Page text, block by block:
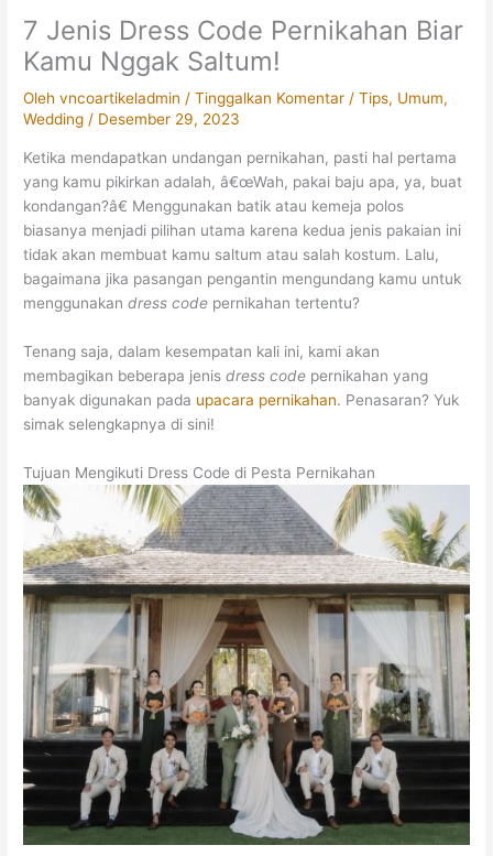
7 Jenis Dress Code Pernikahan Biar
Kamu Nggak Saltum!
Olehvncoartikeladmin/Tinggalkan Komentar /Tips, Umum,
Wedding / Desember 29, 2023
Ketika mendapatkan undangan pernikahan, pasti hal pertama
yang kamu pikirkan adalah, â€œWah, pakai baju apa, ya, buat
kondangan?â€ Menggunakan batik atau kemeja polos
biasanya menjadi pilihan utama karena kedua jenis pakaian ini
tidak akan membuat kamu saltum atau salah kostum. Lalu,
bagaimana jika pasangan pengantin mengundang kamu untuk
menggunakandress code pernikahan tertentu?
Tenang saja, dalam kesempatan kali ini, kami akan
membagikan beberapa jenisdress code pernikahan yang
banyak digunakan pada upacara pernikahan. Penasaran? Yuk
simak selengkapnya di sini!
Tujuan Mengikuti Dress Code di Pesta Pernikahan